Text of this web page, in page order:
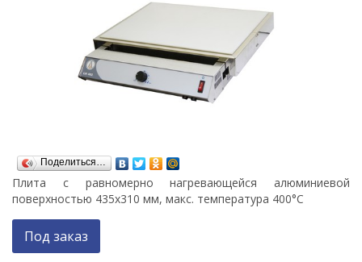
Поделиться…
Плита с равномерно нагревающейся алюминиевой
поверхностью 435х310 мм, макс. температура 400°С
Под заказ